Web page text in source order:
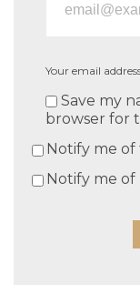
Your email
Save my
browser for
Notify me
Notify me of